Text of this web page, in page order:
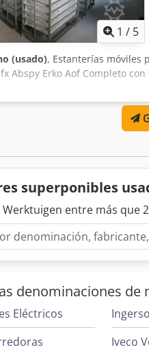
1 / 5
(usado), Estanterías móviles
Abspy Erko Aof Completo
superponibles
Werktuigen entre más que
denominaciones
Eléctricos
Iveco